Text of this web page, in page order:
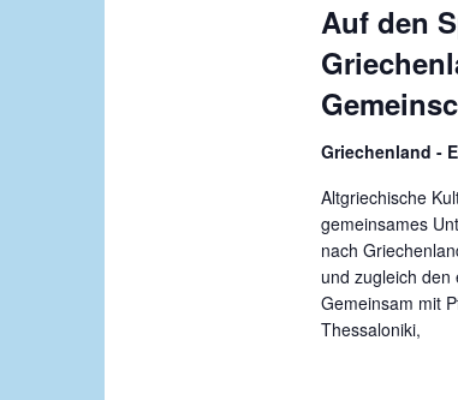
Auf den
Griechenland -
Altgriechische
gemeinsames
nach
und zugleich
Gemeinsam mit
Thessaloniki,